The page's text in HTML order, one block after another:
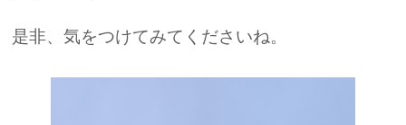
是非、気をつけてみてくださいね。